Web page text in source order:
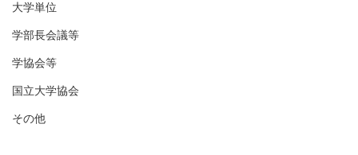
大学単位
学部長会議等
学協会等
国立大学協会
その他